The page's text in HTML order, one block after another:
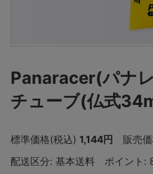
Panaracer(パナ
チューブ(仏式
標準価格(税込) 1,144円 販売
配送区分: 基本送料 ポイント: